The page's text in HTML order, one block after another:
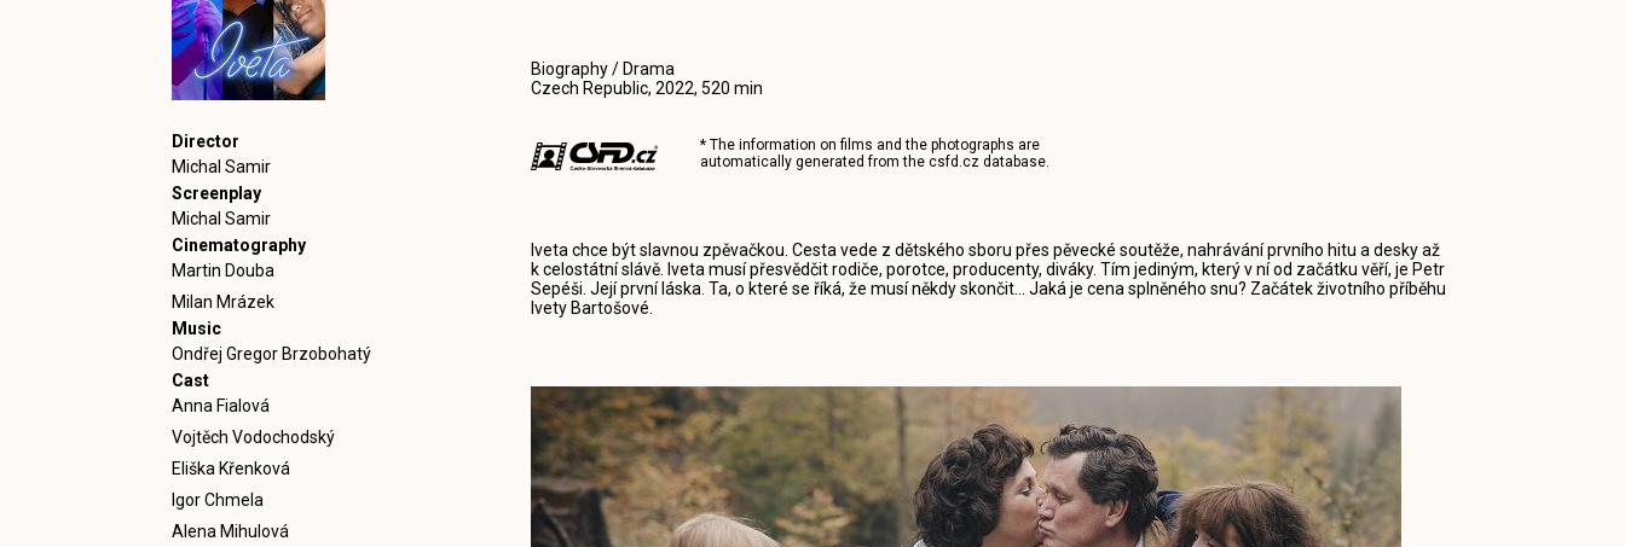
Director
Michal Samir
Screenplay
Michal Samir
Cinematography
Martin Douba
Milan Mrázek
Music
Ondřej Gregor Brzobohatý
Cast
Anna Fialová
Vojtěch Vodochodský
Eliška Křenková
Igor Chmela
Alena Mihulová
Biography / Drama
Czech Republic, 2022, 520 min
* The information on films and the photographs are
automatically generated from the csfd.czdatabase.
Iveta chce být slavnou zpěvačkou. Cesta vede z dětského sboru přes pěvecké soutěže, nahrávání prvního hitu a desky až
k celostátní slávě. Iveta musí přesvědčit rodiče, porotce, producenty, diváky. Tím jediným, který v ní od začátku věří, je Petr
Sepéši. Její první láska. Ta, o které se říká, že musí někdy skončit... Jaká je cena splněného snu? Začátek životního příběhu
Ivety Bartošové.